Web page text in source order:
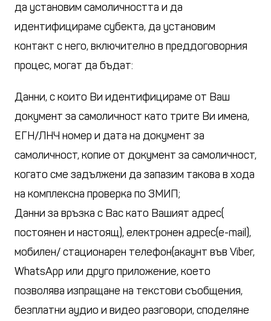
да установим самоличността и да
идентифицираме субекта, да установим
контакт с него, включително в преддоговорния
процес, могат да бъдат:
Данни, с които Ви идентифицираме от Ваш
документ за самоличност като трите Ви имена,
ЕГН/ЛНЧ номер и дата на документ за
самоличност, копие от документ за самоличност,
когато сме задължени да запазим такова в хода
на комплексна проверка по ЗМИП;
Данни за връзка с Вас като Вашият адрес(
постоянен и настоящ), електронен адрес(e-mail),
мобилен/ стационарен телефон(акаунт във Viber,
WhatsApp или друго приложение, което
позволява изпращане на текстови съобщения,
безплатни аудио и видео разговори, споделяне